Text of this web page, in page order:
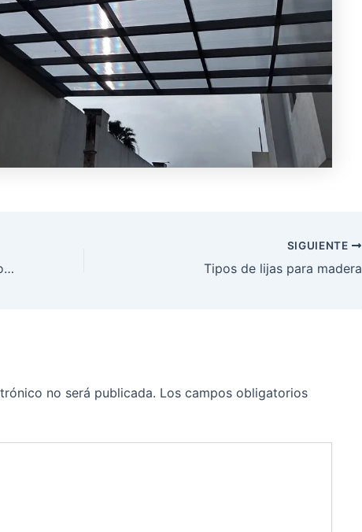
¿Cómo se comporta el policarbonato con el cambio de temperatura?
SIGUIENTE
Tipos de lijas para madera
no será publicada. Los campos obligatorios